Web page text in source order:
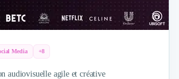
Media +8
audiovisuelle agile et créative